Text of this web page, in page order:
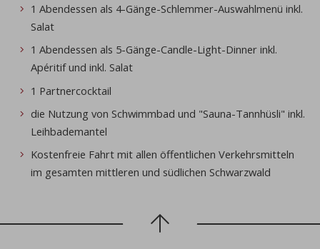
1 Abendessen als 4-Gänge-Schlemmer-Auswahlmenü inkl.
Salat
1 Abendessen als 5-Gänge-Candle-Light-Dinner inkl.
Apéritif und inkl. Salat
1 Partnercocktail
die Nutzung von Schwimmbad und "Sauna-Tannhüsli" inkl.
Leihbademantel
Kostenfreie Fahrt mit allen öffentlichen Verkehrsmitteln
im gesamten mittleren und südlichen Schwarzwald